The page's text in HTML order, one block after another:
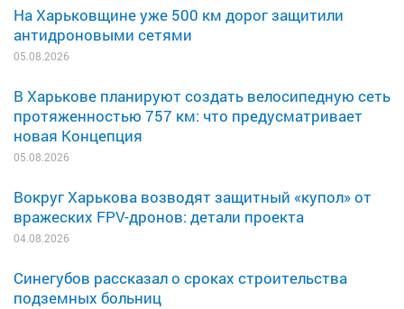
На Харьковщине уже 500 км дорог защитили
антидроновыми сетями
05.08.2026
В Харькове планируют создать велосипедную сеть
протяженностью 757 км: что предусматривает
новая Концепция
05.08.2026
Вокруг Харькова возводят защитный «купол» от
вражеских FPV-дронов: детали проекта
04.08.2026
Синегубов рассказал о сроках строительства
подземных больниц